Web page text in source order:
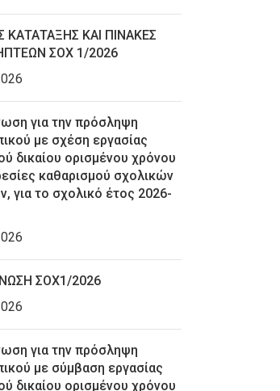
ΚΑΤΑΤΑΞΗΣ ΚΑΙ ΠΙΝΑΚΕΣ
ΣΟΧ 1/2026
για την πρόσληψη
με σχέση εργασίας
δικαίου ορισμένου χρόνου
καθαρισμού σχολικών
για το σχολικό έτος 2026-
ΣΟΧ1/2026
για την πρόσληψη
με σύμβαση εργασίας
δικαίου ορισμένου χρόνου